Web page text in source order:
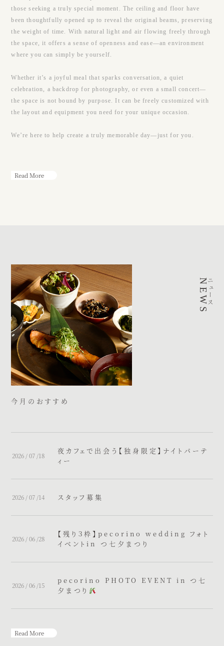
those seeking a truly special moment. The ceiling and floor have
been thoughtfully opened up to reveal the original beams, preserving
the weight of time. With natural light and air flowing freely through
the space, it offers a sense of openness and ease—an environment
where you can simply be yourself.
Whether it’s a joyful meal that sparks conversation, a quiet
celebration, a backdrop for photography, or even a small concert—
the space is not bound by purpose. It can be freely customized with
the layout and equipment you need for your unique occasion.
We’re here to help create a truly memorable day—just for you.
Read More
今月のおすすめ
2026 / 07 /18
夜カフェで出会う【独身限定】ナイトパーテ
ィー
2026 / 07 /14 スタッフ募集
2026 / 06 /28
【残り３枠】pecorino wedding フォト
イベントin つ七夕まつり
2026 / 06 /15
pecorino PHOTO EVENT in つ七
夕まつり
Read More
ニュース
NEWS